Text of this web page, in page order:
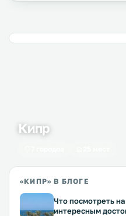
Кипр
«КИПР» В БЛОГЕ
Что посмотреть
интересным